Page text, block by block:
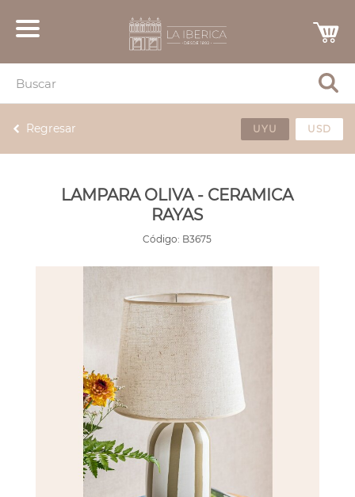
Regresar UYU USD
LAMPARA OLIVA - CERAMICA
RAYAS
Código: B3675